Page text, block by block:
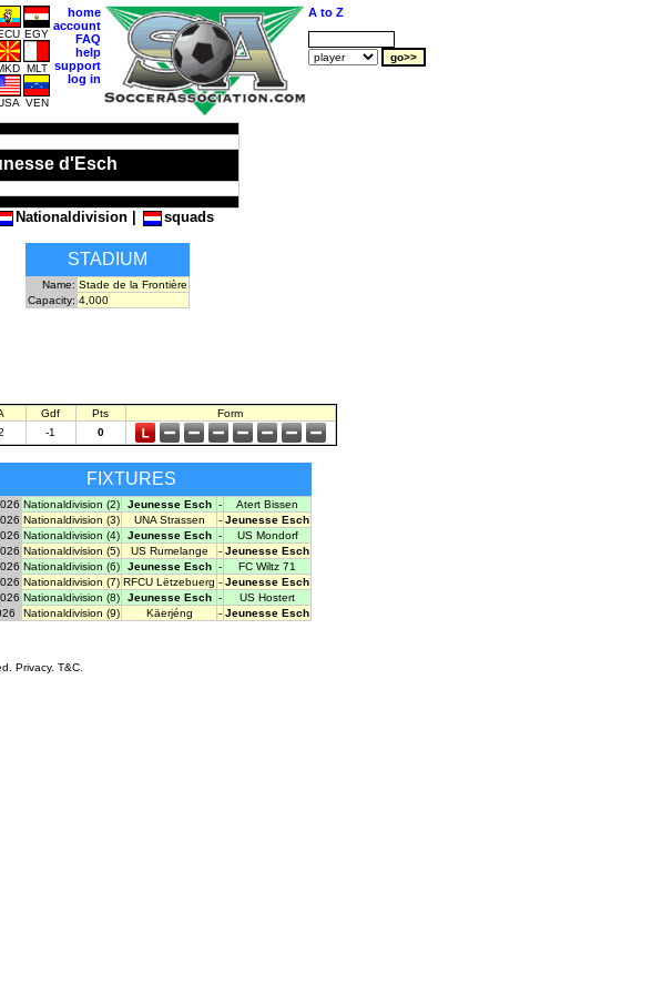
EGY
MLT
VEN
home
account
FAQ
help
support
log in
A to Z
d'Esch
Nationaldivision| squads
STADIUM
Name: Stade de la Frontière
Capacity: 4,000
Gdf Pts
Form
-1 0
FIXTURES
Nationaldivision (2) Jeunesse Esch -
Atert Bissen
Nationaldivision (3) UNA Strassen - Jeunesse Esch
Nationaldivision (4) Jeunesse Esch -
US Mondorf
Nationaldivision (5) US Rumelange - Jeunesse Esch
Nationaldivision (6) Jeunesse Esch -
FC Wiltz 71
Nationaldivision (7) RFCU Lëtzebuerg - Jeunesse Esch
Nationaldivision (8) Jeunesse Esch -
US Hostert
Nationaldivision (9) Käerjéng - Jeunesse Esch
Privacy. T&C.